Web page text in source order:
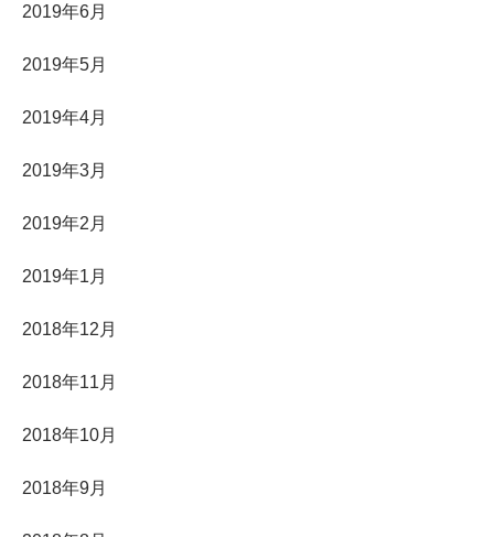
2019年6月
2019年5月
2019年4月
2019年3月
2019年2月
2019年1月
2018年12月
2018年11月
2018年10月
2018年9月